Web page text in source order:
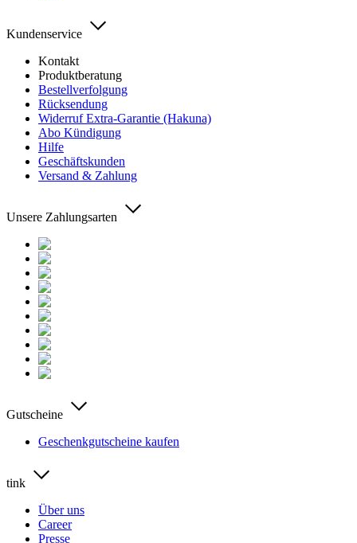
Kundenservice
Kontakt
Produktberatung
Bestellverfolgung
Rücksendung
Widerruf Extra-Garantie (Hakuna)
Abo Kündigung
Hilfe
Geschäftskunden
Versand & Zahlung
Unsere Zahlungsarten
Gutscheine
Geschenkgutscheine kaufen
tink
Über uns
Career
Presse